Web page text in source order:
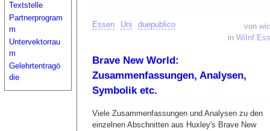
Textstelle
Partnerprogram
m
Untervektorrau
m
Gelehrtentragö
die
von
in WiInf
Essen Uni duepublico
Brave New World:
Zusammenfassungen, Analysen,
Symbolik etc.
Viele Zusammenfassungen und Analysen zu den
einzelnen Abschnitten aus Huxley's Brave New